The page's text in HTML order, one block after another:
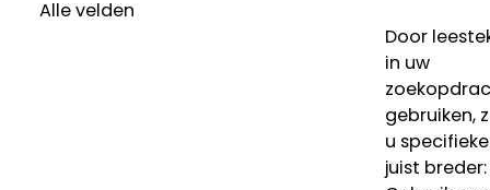
Alle velden
Door
in uw
gebruiken,
u
juist breder: